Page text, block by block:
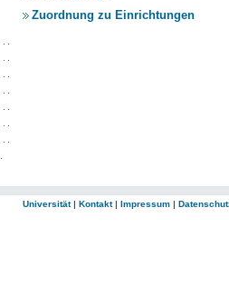
Zuordnung zu Einrichtungen
Universität| Kontakt| Impressum |